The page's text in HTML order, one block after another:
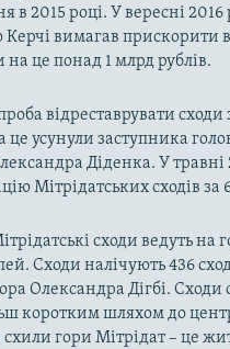
в 2015 році. У вересні
Керчі вимагав прискорити
на це понад 1 млрд рублів.
відреставрувати
це усунули заступника
Діденка. У
Мітрідатських сходів за
сходи ведуть на
Сходи налічують 436
Олександра Дігбі.
коротким шляхом до
схили гори Мітрідат – це